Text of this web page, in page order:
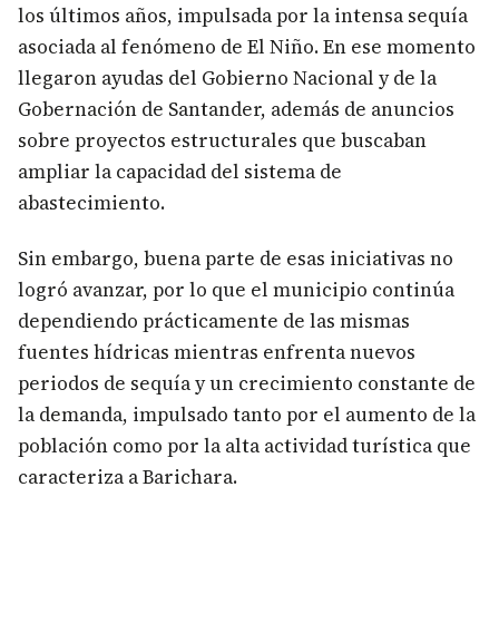
los últimos años, impulsada por la intensa sequía
asociada al fenómeno de El Niño. En ese momento
llegaron ayudas del Gobierno Nacional y de la
Gobernación de Santander, además de anuncios
sobre proyectos estructurales que buscaban
ampliar la capacidad del sistema de
abastecimiento.
Sin embargo, buena parte de esas iniciativas no
logró avanzar, por lo que el municipio continúa
dependiendo prácticamente de las mismas
fuentes hídricas mientras enfrenta nuevos
periodos de sequía y un crecimiento constante de
la demanda, impulsado tanto por el aumento de la
población como por la alta actividad turística que
caracteriza a Barichara.